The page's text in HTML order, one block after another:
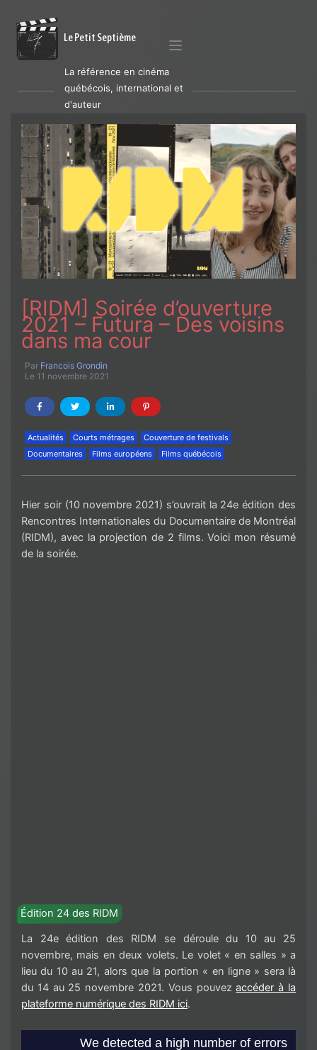
Le Petit Septième
La référence en cinéma
québécois, international et
d'auteur
[RIDM] Soirée d’ouverture
2021 – Futura – Des voisins
dans ma cour
Par Francois Grondin
Le 11 novembre 2021
Actualités Courts métrages
Couverture de festivals
Documentaires
Films européens Films québécois
Hier soir (10 novembre 2021) s’ouvrait la 24e édition des
Rencontres Internationales du Documentaire de Montréal
(RIDM), avec la projection de 2 films. Voici mon résumé
de la soirée.
Édition 24 des RIDM
La 24e édition des RIDM se déroule du 10 au 25
novembre, mais en deux volets. Le volet « en salles » a
lieu du 10 au 21, alors que la portion « en ligne » sera là
du 14 au 25 novembre 2021. Vous pouvezaccéder à la
plateforme numérique des RIDM ici.